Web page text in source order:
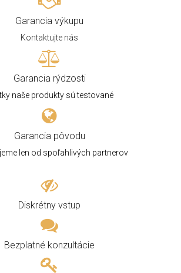
Garancia výkupu
Kontaktujte nás
Garancia rýdzosti
naše produkty sú testované
Garancia pôvodu
len od spoľahlivých partnerov
Diskrétny vstup
Bezplatné konzultácie